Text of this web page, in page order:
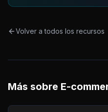
Volver a todos los recursos
Más sobre E-